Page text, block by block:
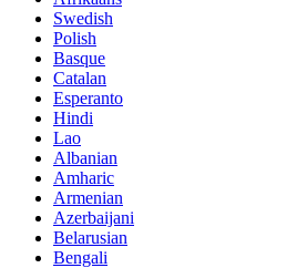
Swedish
Polish
Basque
Catalan
Esperanto
Hindi
Lao
Albanian
Amharic
Armenian
Azerbaijani
Belarusian
Bengali